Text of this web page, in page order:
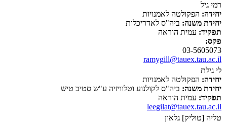
רמי גיל
יחידה: הפקולטה לאמנויות
יחידת משנה: ביה"ס לאדריכלות
תפקיד: עמית הוראה
פקס:
03-5605073
ramygill@tauex.tau.ac.il
לי גילת
יחידה: הפקולטה לאמנויות
יחידת משנה: ביה"ס לקולנוע וטלוויזיה ע"ש סטיב טיש
תפקיד: עמית הוראה
leegilat@tauex.tau.ac.il
טליה [טוליק] גלאון